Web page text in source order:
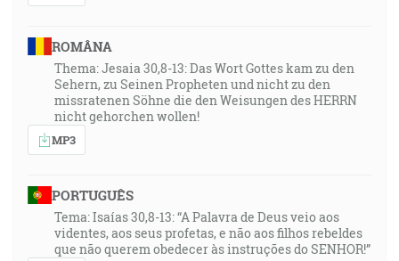
ROMÂNA
Thema: Jesaia 30,8-13: Das Wort Gottes kam zu den
Sehern, zu Seinen Propheten und nicht zu den
missratenen Söhne die den Weisungen des HERRN
nicht gehorchen wollen!
MP3
PORTUGUÊS
Tema: Isaías 30,8-13: “A Palavra de Deus veio aos
videntes, aos seus profetas, e não aos filhos rebeldes
que não querem obedecer às instruções do SENHOR!”